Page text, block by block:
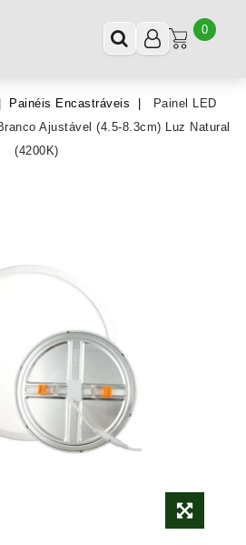
0
Painéis Encastráveis
Painel LED
Ajustável (4.5-8.3cm) Luz Natural
(4200K)